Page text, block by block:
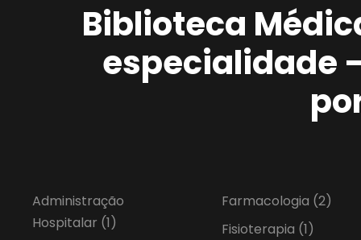
Biblioteca
especialidade
Administração
Hospitalar (1)
Farmacologia (2)
Fisioterapia (1)